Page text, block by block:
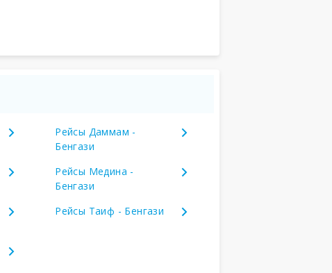
Рейсы Даммам -
Бенгази
Рейсы Медина -
Бенгази
Рейсы Таиф - Бенгази